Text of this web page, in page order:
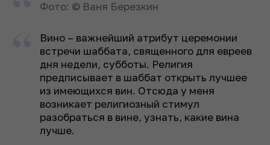
Фото: © Ваня Березкин
Вино – важнейший атрибут церемонии
встречи шаббата, священного для евреев
дня недели, субботы. Религия
предписывает в шаббат открыть лучшее
из имеющихся вин. Отсюда у меня
возникает религиозный стимул
разобраться в вине, узнать, какие вина
лучше.